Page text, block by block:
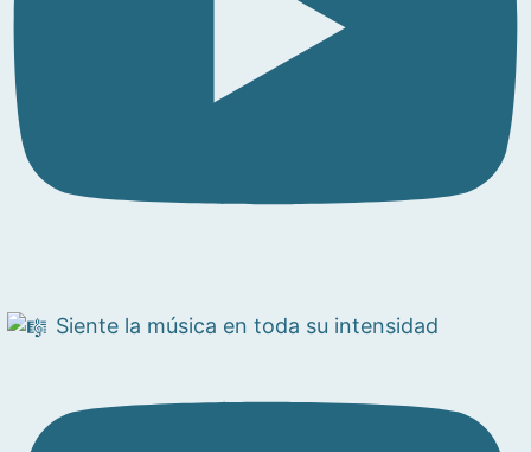
Siente la música en toda su intensidad